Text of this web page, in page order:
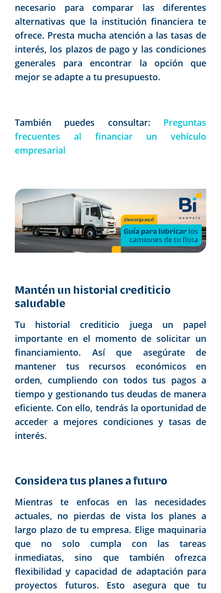
necesario para comparar las diferentes
alternativas que la institución financiera te
ofrece. Presta mucha atención a las tasas de
interés, los plazos de pago y las condiciones
generales para encontrar la opción que
mejor se adapte a tu presupuesto.
También puedes consultar: Preguntas
frecuentes al financiar un vehículo
empresarial
Mantén un historial crediticio
saludable
Tu historial crediticio juega un papel
importante en el momento de solicitar un
financiamiento. Así que asegúrate de
mantener tus recursos económicos en
orden, cumpliendo con todos tus pagos a
tiempo y gestionando tus deudas de manera
eficiente. Con ello, tendrás la oportunidad de
acceder a mejores condiciones y tasas de
interés.
Considera tus planes a futuro
Mientras te enfocas en las necesidades
actuales, no pierdas de vista los planes a
largo plazo de tu empresa. Elige maquinaria
que no solo cumpla con las tareas
inmediatas, sino que también ofrezca
flexibilidad y capacidad de adaptación para
proyectos futuros. Esto asegura que tu